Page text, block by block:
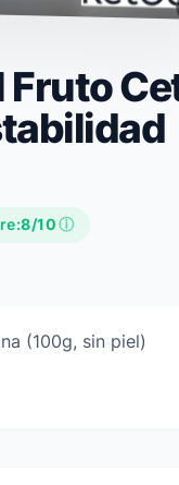
Fruto
8/10ⓘ
(100g, sin piel)